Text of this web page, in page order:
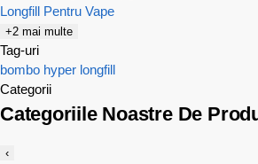
Longfill Pentru Vape
+2 mai multe
Tag-uri
bombo hyper longfill
Categorii
Categoriile Noastre De
‹